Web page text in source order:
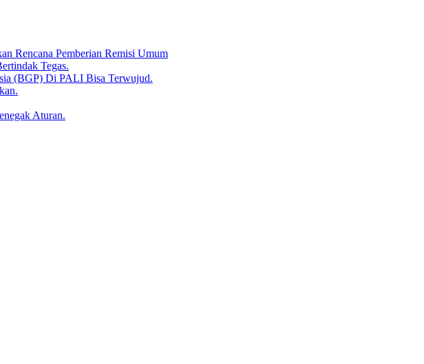
Rencana Pemberian Remisi Umum
Tegas.
(BGP) Di PALI Bisa Terwujud.
Aturan.